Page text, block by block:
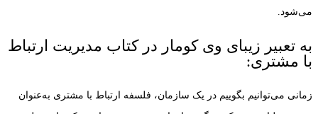
می‌شود.
به تعبیر زیبای وی کومار در کتاب مدیریت ارتباط
با مشتری:
زمانی می‌توانیم بگوییم در یک سازمان، فلسفه ارتباط با مشتری به‌عنوان